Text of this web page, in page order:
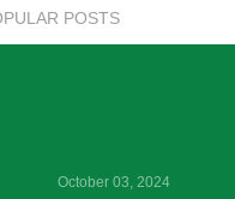
POSTS
October 03, 2024